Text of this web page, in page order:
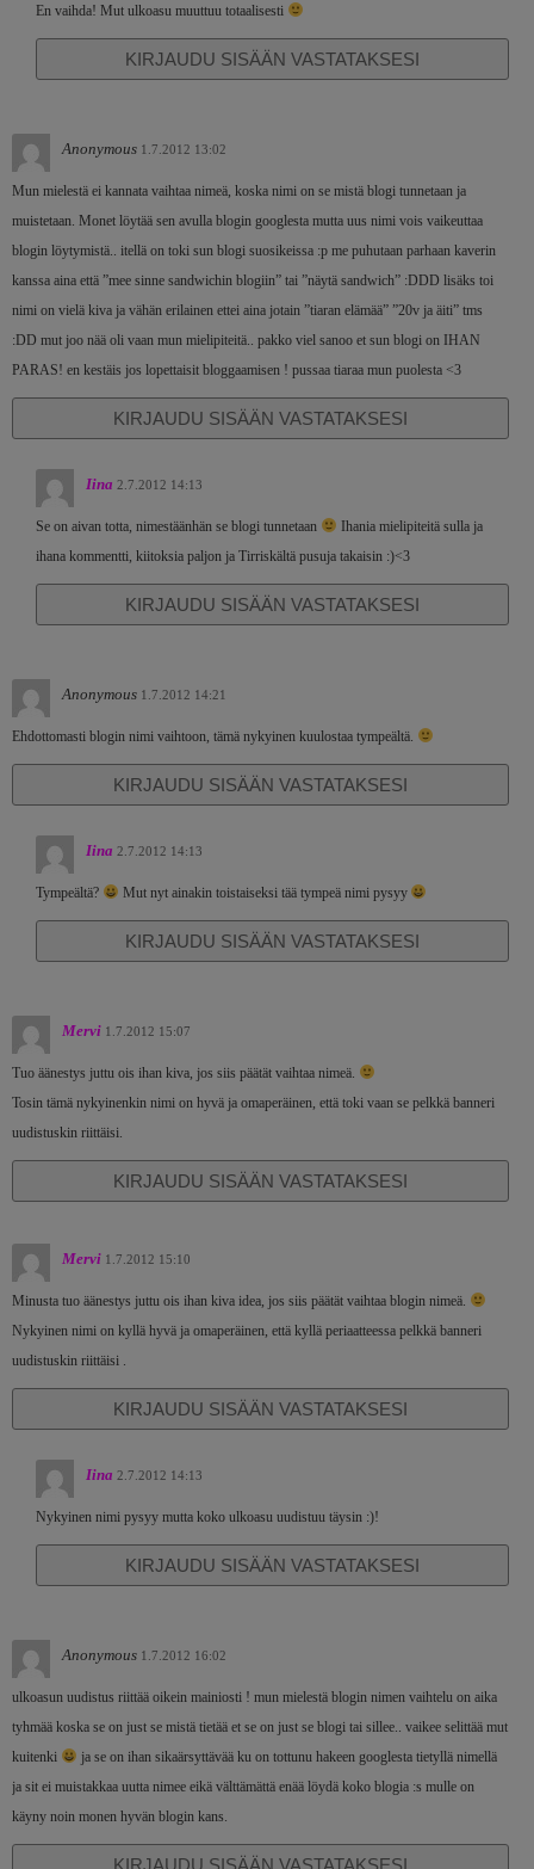
En vaihda! Mut ulkoasu muuttuu totaalisesti
KIRJAUDU SISÄÄN VASTATAKSESI
Anonymous 1.7.2012 13:02
Mun mielestä ei kannata vaihtaa nimeä, koska nimi on se mistä blogi tunnetaan ja
muistetaan. Monet löytää sen avulla blogin googlesta mutta uus nimi vois vaikeuttaa
blogin löytymistä.. itellä on toki sun blogi suosikeissa :p me puhutaan parhaan kaverin
kanssa aina että ”mee sinne sandwichin blogiin” tai ”näytä sandwich” :DDD lisäks toi
nimi on vielä kiva ja vähän erilainen ettei aina jotain ”tiaran elämää” ”20v ja äiti” tms
:DD mut joo nää oli vaan mun mielipiteitä.. pakko viel sanoo et sun blogi on IHAN
PARAS! en kestäis jos lopettaisit bloggaamisen ! pussaa tiaraa mun puolesta <3
KIRJAUDU SISÄÄN VASTATAKSESI
Iina 2.7.2012 14:13
Se on aivan totta, nimestäänhän se blogi tunnetaan
Ihania mielipiteitä sulla ja
ihana kommentti, kiitoksia paljon ja Tirriskältä pusuja takaisin :)<3
KIRJAUDU SISÄÄN VASTATAKSESI
Anonymous 1.7.2012 14:21
Ehdottomasti blogin nimi vaihtoon, tämä nykyinen kuulostaa tympeältä.
KIRJAUDU SISÄÄN VASTATAKSESI
Iina 2.7.2012 14:13
Tympeältä? Mut nyt ainakin toistaiseksi tää tympeä nimi pysyy
KIRJAUDU SISÄÄN VASTATAKSESI
Mervi 1.7.2012 15:07
Tuo äänestys juttu ois ihan kiva, jos siis päätät vaihtaa nimeä.
Tosin tämä nykyinenkin nimi on hyvä ja omaperäinen, että toki vaan se pelkkä banneri
uudistuskin riittäisi.
KIRJAUDU SISÄÄN VASTATAKSESI
Mervi 1.7.2012 15:10
Minusta tuo äänestys juttu ois ihan kiva idea, jos siis päätät vaihtaa blogin nimeä.
Nykyinen nimi on kyllä hyvä ja omaperäinen, että kyllä periaatteessa pelkkä banneri
uudistuskin riittäisi .
KIRJAUDU SISÄÄN VASTATAKSESI
Iina 2.7.2012 14:13
Nykyinen nimi pysyy mutta koko ulkoasu uudistuu täysin :)!
KIRJAUDU SISÄÄN VASTATAKSESI
Anonymous 1.7.2012 16:02
ulkoasun uudistus riittää oikein mainiosti ! mun mielestä blogin nimen vaihtelu on aika
tyhmää koska se on just se mistä tietää et se on just se blogi tai sillee.. vaikee selittää mut
kuitenki
ja se on ihan sikaärsyttävää ku on tottunu hakeen googlesta tietyllä nimellä
ja sit ei muistakkaa uutta nimee eikä välttämättä enää löydä koko blogia :s mulle on
käyny noin monen hyvän blogin kans.